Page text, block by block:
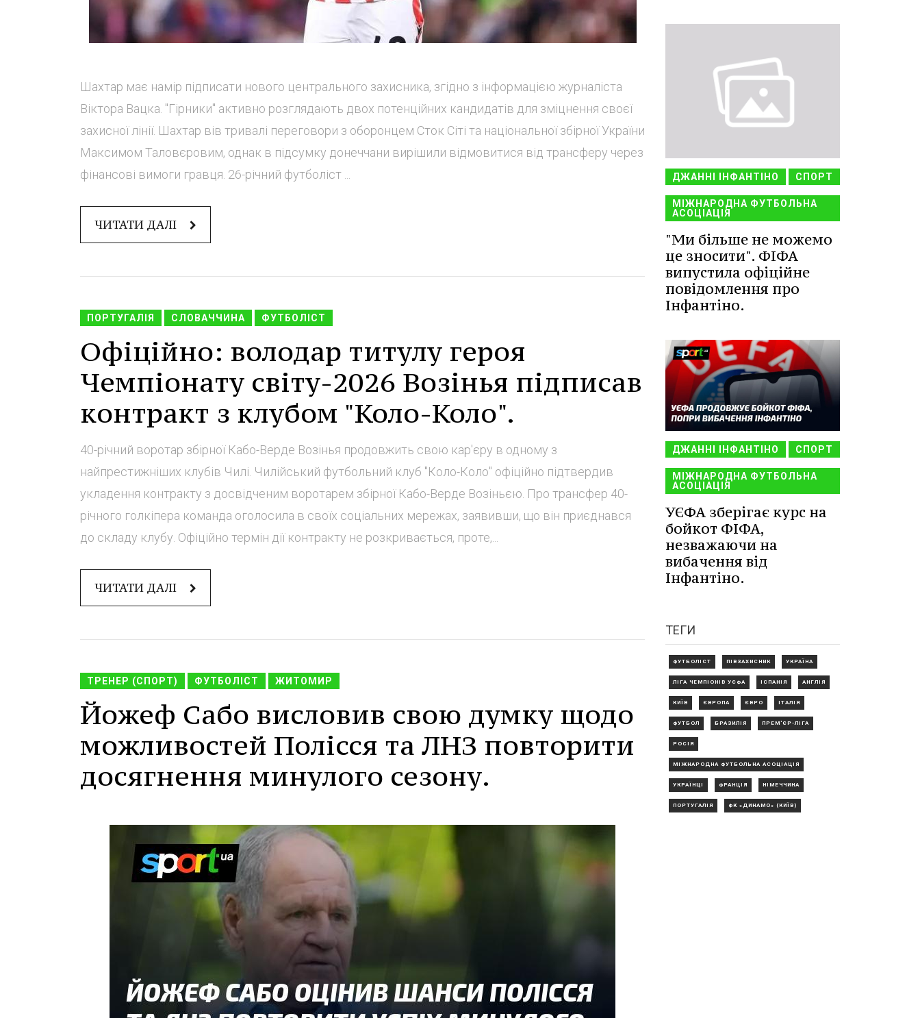
Шахтар має намір підписати нового центрального захисника, згідно з інформацією журналіста
Віктора Вацка. "Гірники" активно розглядають двох потенційних кандидатів для зміцнення своєї
захисної лінії. Шахтар вів тривалі переговори з оборонцем Сток Сіті та національної збірної України
Максимом Таловєровим, однак в підсумку донеччани вирішили відмовитися від трансферу через
фінансові вимоги гравця. 26-річний футболіст ...
ЧИТАТИ ДАЛІ
ПОРТУГАЛІЯ СЛОВАЧЧИНА ФУТБОЛІСТ
Офіційно: володар титулу героя
Чемпіонату світу-2026 Возінья підписав
контракт з клубом "Коло-Коло".
40-річний воротар збірної Кабо-Верде Возінья продовжить свою кар'єру в одному з
найпрестижніших клубів Чилі. Чилійський футбольний клуб "Коло-Коло" офіційно підтвердив
укладення контракту з досвідченим воротарем збірної Кабо-Верде Возіньєю. Про трансфер 40-
річного голкіпера команда оголосила в своїх соціальних мережах, заявивши, що він приєднався
до складу клубу. Офіційно термін дії контракту не розкривається, проте,...
ЧИТАТИ ДАЛІ
ТРЕНЕР (СПОРТ) ФУТБОЛІСТ ЖИТОМИР
Йожеф Сабо висловив свою думку щодо
можливостей Полісся та ЛНЗ повторити
досягнення минулого сезону.
ДЖАННІ ІНФАНТІНО СПОРТ
МІЖНАРОДНА ФУТБОЛЬНА
АСОЦІАЦІЯ
"Ми більше не можемо
це зносити". ФІФА
випустила офіційне
повідомлення про
Інфантіно.
ДЖАННІ ІНФАНТІНО СПОРТ
МІЖНАРОДНА ФУТБОЛЬНА
АСОЦІАЦІЯ
УЄФА зберігає курс на
бойкот ФІФА,
незважаючи на
вибачення від
Інфантіно.
ТЕГИ
ФУТБОЛІСТ ПІВЗАХИСНИК УКРАЇНА
ЛІГА ЧЕМПІОНІВ УЄФА ІСПАНІЯ АНГЛІЯ
КИЇВ ЄВРОПА ЄВРО ІТАЛІЯ
ФУТБОЛ БРАЗИЛІЯ ПРЕМ'ЄР-ЛІГА
РОСІЯ
МІЖНАРОДНА ФУТБОЛЬНА АСОЦІАЦІЯ
УКРАЇНЦІ ФРАНЦІЯ НІМЕЧЧИНА
ПОРТУГАЛІЯ ФК «ДИНАМО» (КИЇВ)